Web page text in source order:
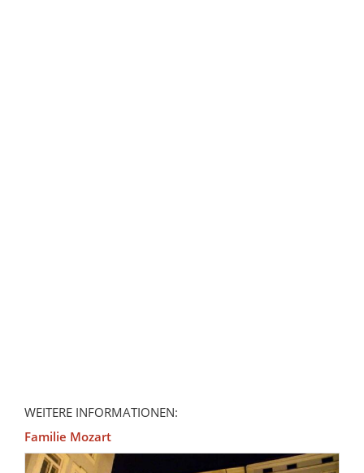
WEITERE INFORMATIONEN:
Familie Mozart